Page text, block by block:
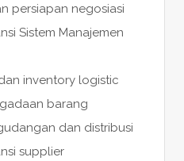
persiapan negosiasi
Sistem Manajemen
inventory logistic
barang
dan distribusi
supplier